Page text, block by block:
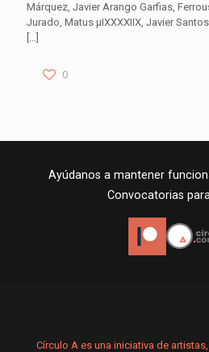
Márquez, Javier Arango Garfias,
Jurado, Matus μIXXXXIIX, Javier
[…]
0
Ayúdanos a mantener
Convocatorias
Círculo A es una iniciativa de